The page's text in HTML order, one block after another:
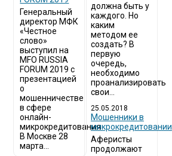
Генеральный
директор МФК
«Честное
слово»
выступил на
MFO RUSSIA
FORUM 2019 с
презентацией
о
мошенничестве
в сфере
онлайн-
микрокредитования
В Москве 28
марта...
должна быть у
каждого. Но
каким
методом ее
создать? В
первую
очередь,
необходимо
проанализировать
свои...
25.05.2018
Мошенники в
микрокредитовании
Аферисты
продолжают